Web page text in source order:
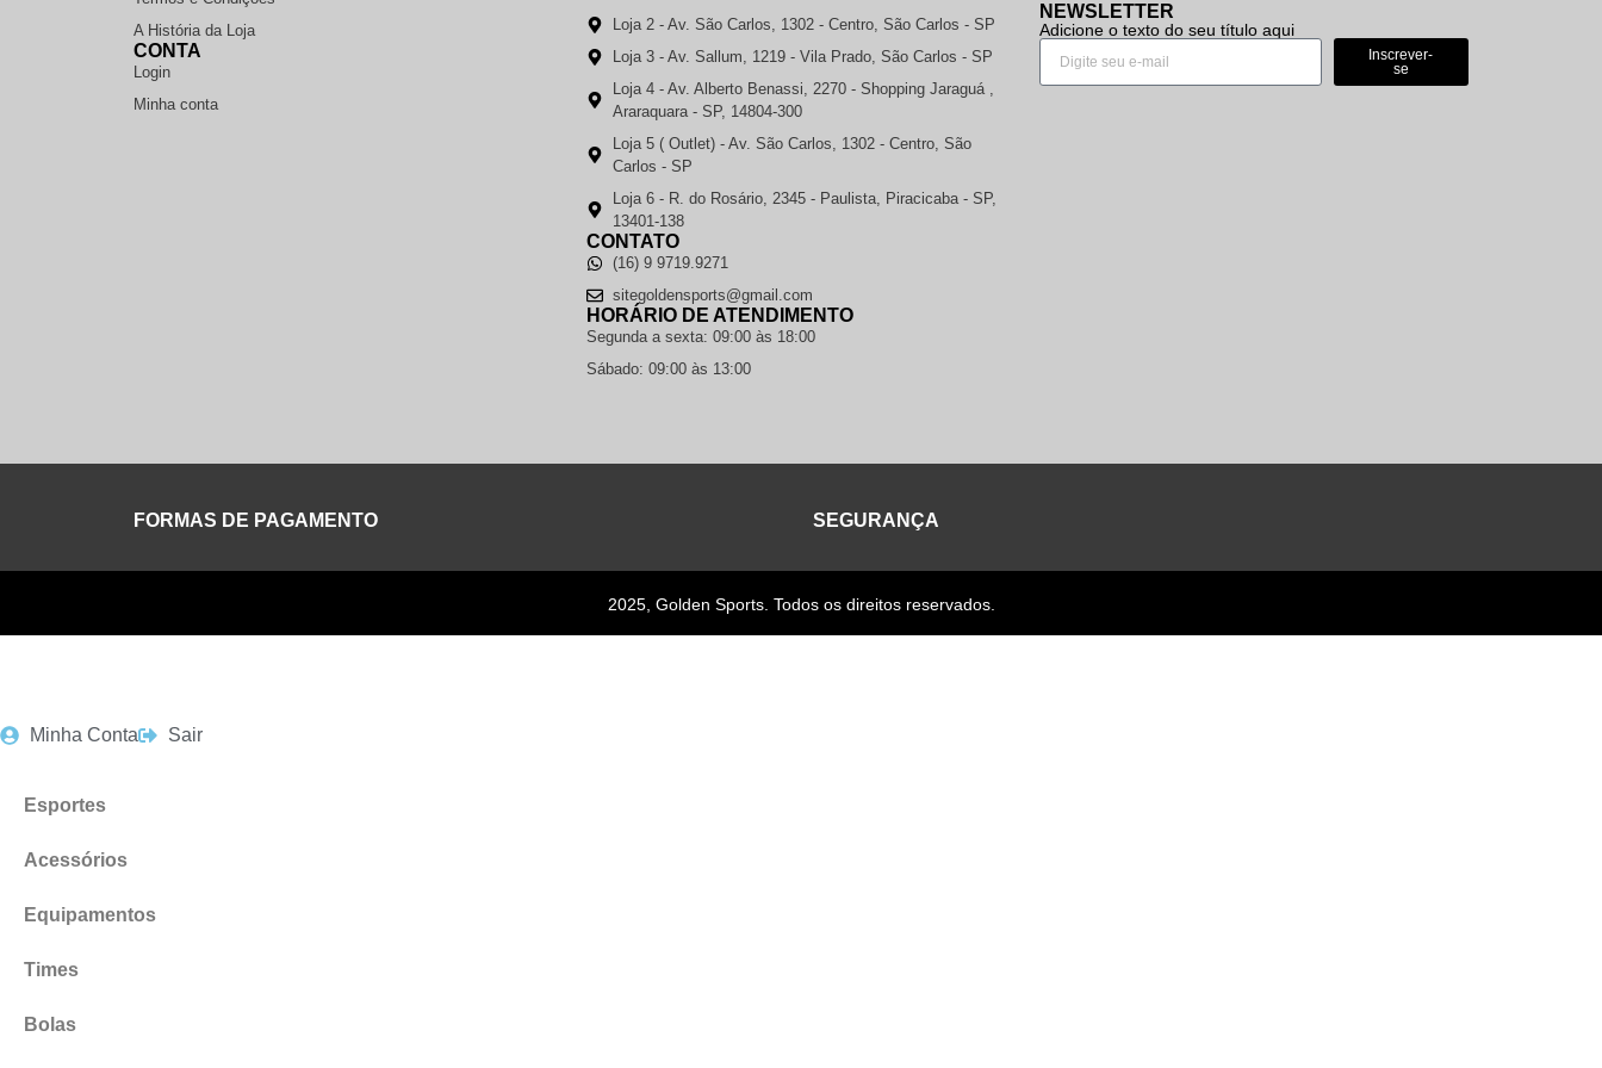
A História da Loja
CONTA
Login
Minha conta
Loja 2 - Av. São Carlos, 1302 - Centro, São Carlos - SP
Loja 3 - Av. Sallum, 1219 - Vila Prado, São Carlos - SP
Loja 4 - Av. Alberto Benassi, 2270 - Shopping Jaraguá ,
Araraquara - SP, 14804-300
Loja 5 ( Outlet) - Av. São Carlos, 1302 - Centro, São
Carlos - SP
Loja 6 - R. do Rosário, 2345 - Paulista, Piracicaba - SP,
13401-138
CONTATO
(16) 9 9719.9271
sitegoldensports@gmail.com
HORÁRIO DE ATENDIMENTO
Segunda a sexta: 09:00 às 18:00
Sábado: 09:00 às 13:00
NEWSLETTER
Adicione o texto do seu título aqui
Inscrever-
se
FORMAS DE PAGAMENTO SEGURANÇA
2025, Golden Sports. Todos os direitos reservados.
Minha Conta Sair
Esportes
Acessórios
Equipamentos
Times
Bolas